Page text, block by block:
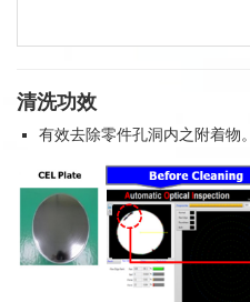
清洗功效
有效去除零件孔洞内之附着物。